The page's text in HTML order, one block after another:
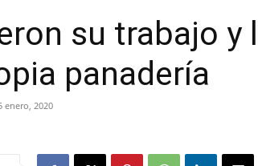
su trabajo y
panadería
enero, 2020